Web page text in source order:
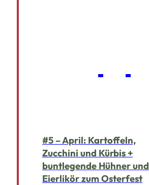
#5 – April: Kartoffeln,
Zucchini und Kürbis +
buntlegende Hühner und
Eierlikör zum Osterfest